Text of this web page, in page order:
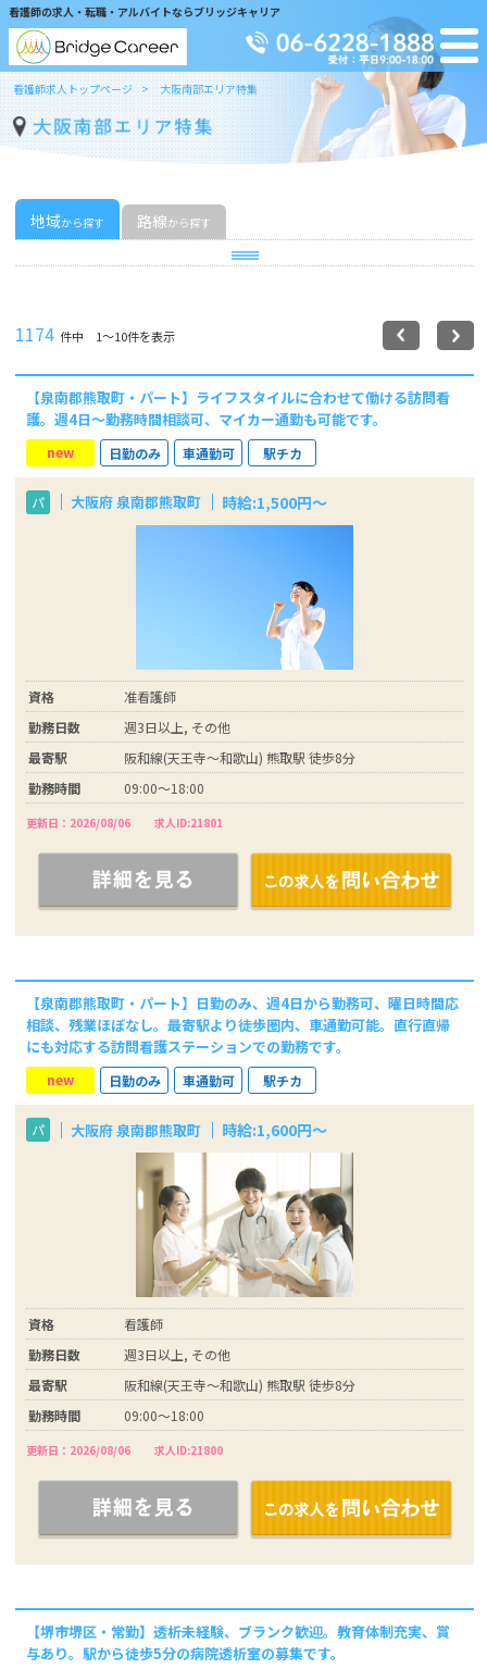
看護師の求人・転職・アルバイトならブリッジキャリア
看護師求人トップページ 大阪南部エリア特集
地域から探す 路線から探す
1174 件中 1〜10件を表示
【泉南郡熊取町・パート】ライフスタイルに合わせて働ける訪問看
護。週4日～勤務時間相談可、マイカー通勤も可能です。
new 日勤のみ 車通勤可 駅チカ
パ 大阪府 泉南郡熊取町 時給:1,500円〜
資格
准看護師
勤務日数
週3日以上, その他
最寄駅
阪和線(天王寺～和歌山) 熊取駅 徒歩8分
勤務時間
09:00〜18:00
更新日：2026/08/06 求人ID:21801
【泉南郡熊取町・パート】日勤のみ、週4日から勤務可、曜日時間応
相談、残業ほぼなし。最寄駅より徒歩圏内、車通勤可能。直行直帰
にも対応する訪問看護ステーションでの勤務です。
new 日勤のみ 車通勤可 駅チカ
パ 大阪府 泉南郡熊取町 時給:1,600円〜
資格
看護師
勤務日数
週3日以上, その他
最寄駅
阪和線(天王寺～和歌山) 熊取駅 徒歩8分
勤務時間
09:00〜18:00
更新日：2026/08/06 求人ID:21800
【堺市堺区・常勤】透析未経験、ブランク歓迎。教育体制充実、賞
与あり。駅から徒歩5分の病院透析室の募集です。